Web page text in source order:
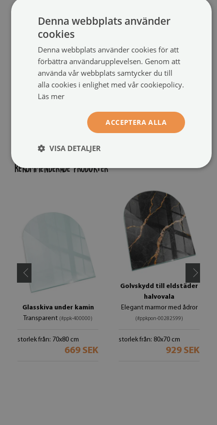
REKOMMENDERADE PRODUKTER
Glasskiva under kamin
Transparent (#ppk-400000)
storlek från: 70x80 cm
669 SEK
Golvskydd till eldstäder
halvovala
Elegant marmor med ådror
(#ppkpon-00282599)
storlek från: 80x70 cm
929 SEK
Denna webbplats använder
cookies
Denna webbplats använder cookies för att
förbättra användarupplevelsen. Genom att
använda vår webbplats samtycker du till
alla cookies i enlighet med vår cookiepolicy.
Läs mer
ACCEPTERA ALLA
VISA DETALJER